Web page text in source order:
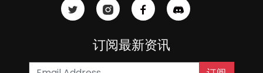
订阅最新资讯